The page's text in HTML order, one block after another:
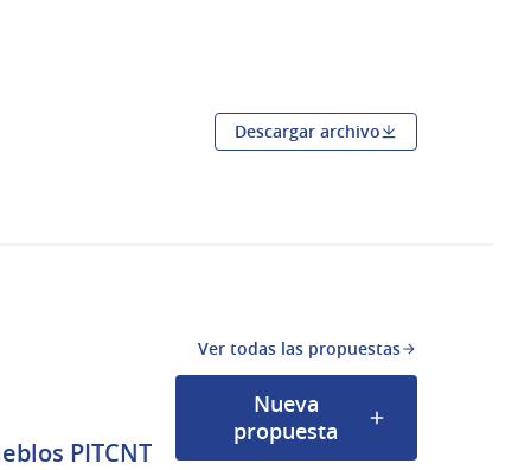
Descargar archivo
Ver todas las propuestas
PITCNT
Nueva
propuesta